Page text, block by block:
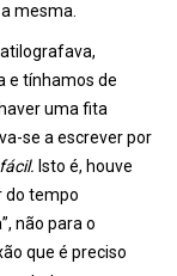
mesma.
e tínhamos de
uma fita
se a escrever por
Isto é, houve
do tempo
não para o
que é preciso